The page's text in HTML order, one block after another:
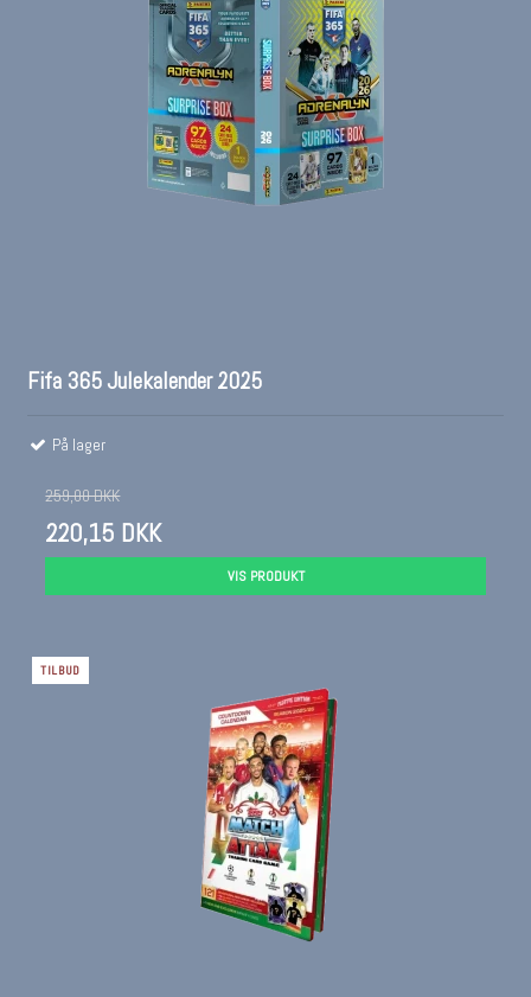
Fifa 365 Julekalender 2025
På lager
259,00 DKK
220,15 DKK
VIS PRODUKT
TILBUD